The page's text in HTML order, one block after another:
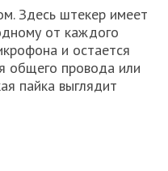
Здесь штекер имеет
от каждого
и остается
общего провода или
пайка выглядит